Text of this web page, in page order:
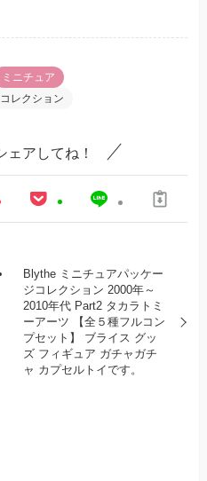
ミニチュア
レクション
ェアしてね！
Blythe ミニチュアパッケー
ジコレクション 2000年～
2010年代 Part2 タカラトミ
ーアーツ 【全５種フルコン
プセット】 ブライス グッ
ズ フィギュア ガチャガチ
ャ カプセルトイです。